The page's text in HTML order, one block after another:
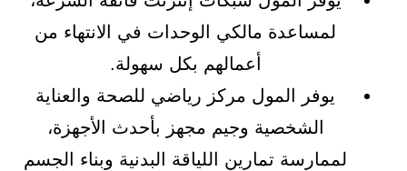
لمساعدة مالكي الوحدات في الانتهاء من
أعمالهم بكل سهولة.
يوفر المول مركز رياضي للصحة والعناية
الشخصية وجيم مجهز بأحدث الأجهزة،
لممارسة تمارين اللياقة البدنية وبناء الجسم